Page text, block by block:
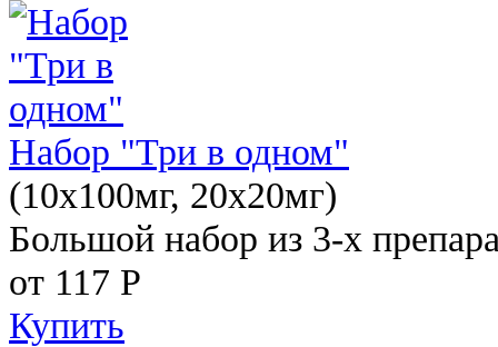
Набор "Три в одном"
(10x100мг, 20x20мг)
Большой набор из 3-х
от 117 Р
Купить